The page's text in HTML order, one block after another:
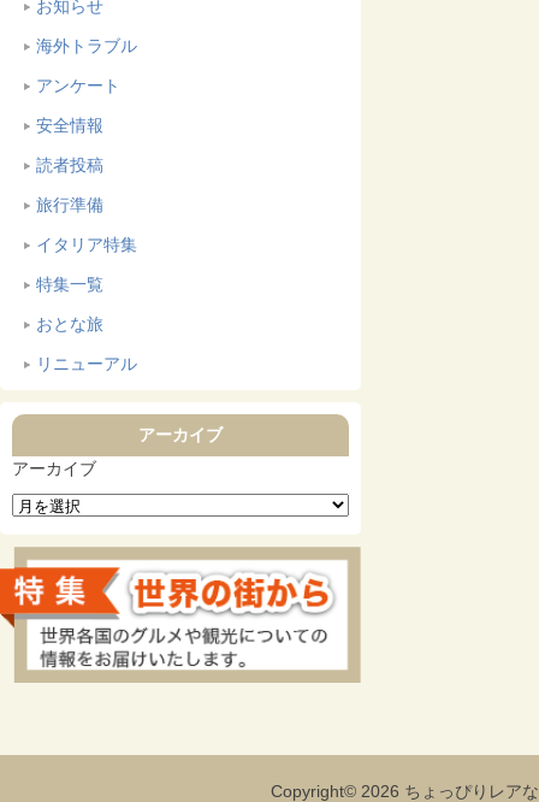
お知らせ
海外トラブル
アンケート
安全情報
読者投稿
旅行準備
イタリア特集
特集一覧
おとな旅
リニューアル
アーカイブ
アーカイブ
Copyright© 2026 ちょっぴりレ